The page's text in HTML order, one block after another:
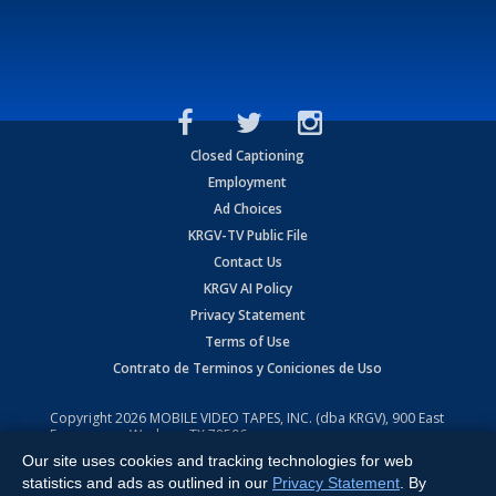
Closed Captioning
Employment
Ad Choices
KRGV-TV Public File
Contact Us
KRGV AI Policy
Privacy Statement
Terms of Use
Contrato de Terminos y Coniciones de Uso
Copyright2026 MOBILE VIDEO TAPES, INC. (dba KRGV), 900 East
Expressway, Weslaco, TX 78596.
All Rights Reserved. Powered by:Ruby Shore Software
Our site uses cookies and tracking technologies for web
statistics and ads as outlined in our Privacy Statement . By